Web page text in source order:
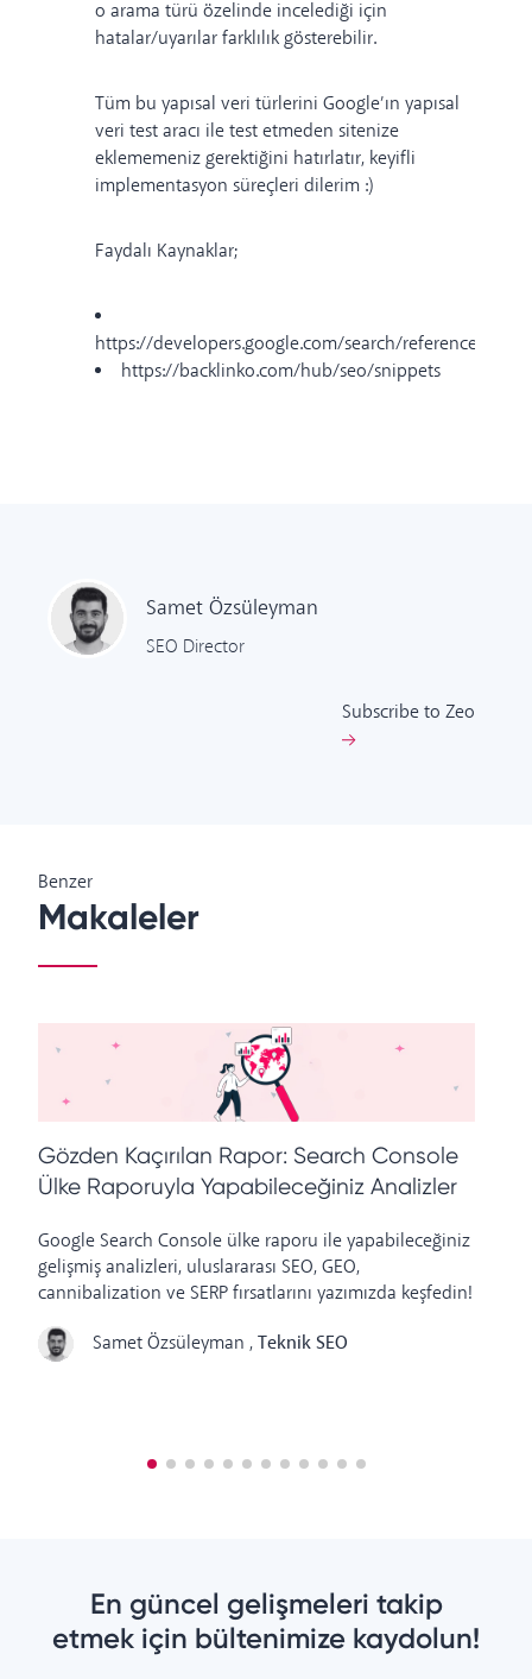
o arama türü özelinde incelediği için
hatalar/uyarılar farklılık gösterebilir.
Tüm bu yapısal veri türlerini Google’ın yapısal
veri test aracı ile test etmeden sitenize
eklememeniz gerektiğini hatırlatır, keyifli
implementasyon süreçleri dilerim :)
Faydalı Kaynaklar;
https://developers.google.com/search/reference/
https://backlinko.com/hub/seo/snippets
Samet Özsüleyman
SEO Director
Subscribe to Zeo
Benzer
Makaleler
Gözden Kaçırılan Rapor: Search Console
Ülke Raporuyla Yapabileceğiniz Analizler
Google Search Console ülke raporu ile yapabileceğiniz
gelişmiş analizleri, uluslararası SEO, GEO,
cannibalization ve SERP fırsatlarını yazımızda keşfedin!
Samet Özsüleyman ,Teknik SEO
En güncel gelişmeleri takip
etmek için bültenimize kaydolun!